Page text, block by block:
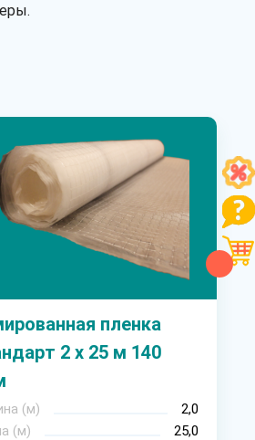
пленка
2 х 25 м 140
(м)
2,0
(м)
25,0